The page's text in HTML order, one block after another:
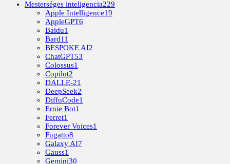
Mesterséges inteligencia229
Apple Intelligence19
AppleGPT6
Baidu1
Bard11
BESPOKE AI2
ChatGPT53
Colossus1
Copilot2
DALLE-21
DeepSeek2
DiffuCode1
Ernie Bot1
Ferret1
Forever Voices1
Fugatto8
Galaxy AI7
Gauss1
Gemini30